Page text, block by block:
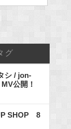
グ
シ / jon-
公開！
SHOP 8